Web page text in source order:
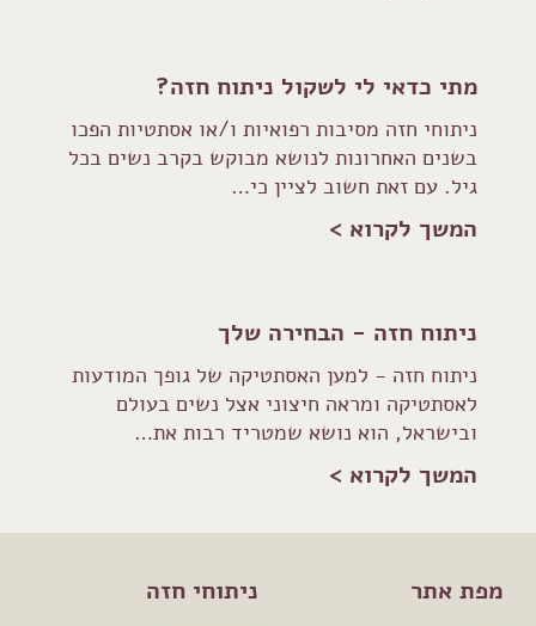
מתי כדאי לי לשקול ניתוח חזה?
ניתוחי חזה מסיבות רפואיות ו/או אסתטיות הפכו
בשנים האחרונות לנושא מבוקש בקרב נשים בכל
גיל. עם זאת חשוב לציין כי…
המשך לקרוא >
ניתוח חזה - הבחירה שלך
ניתוח חזה - למען האסתטיקה של גופך המודעות
לאסתטיקה ומראה חיצוני אצל נשים בעולם
ובישראל, הוא נושא שמטריד רבות את…
המשך לקרוא >
מפת אתר ניתוחי חזה